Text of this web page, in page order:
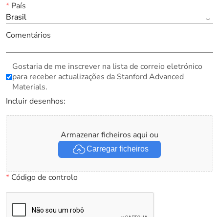
*País
Brasil
Comentários
Gostaria de me inscrever na lista de correio eletrónico
para receber actualizações da Stanford Advanced
Materials.
Incluir desenhos:
Armazenar ficheiros aqui ou
Carregar ficheiros
*Código de controlo